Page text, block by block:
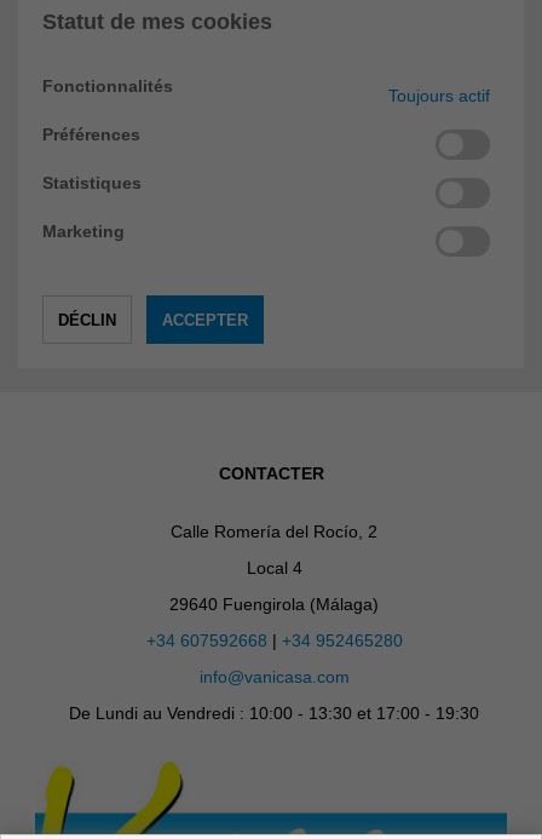
Statut de mes cookies
Fonctionnalités
Toujours actif
Préférences
Statistiques
Marketing
CONTACTER
Calle Romería del Rocío, 2
Local 4
29640 Fuengirola (Málaga)
+34 607592668 | +34 952465280
info@vanicasa.com
De Lundi au Vendredi : 10:00 - 13:30 et 17:00 - 19:30